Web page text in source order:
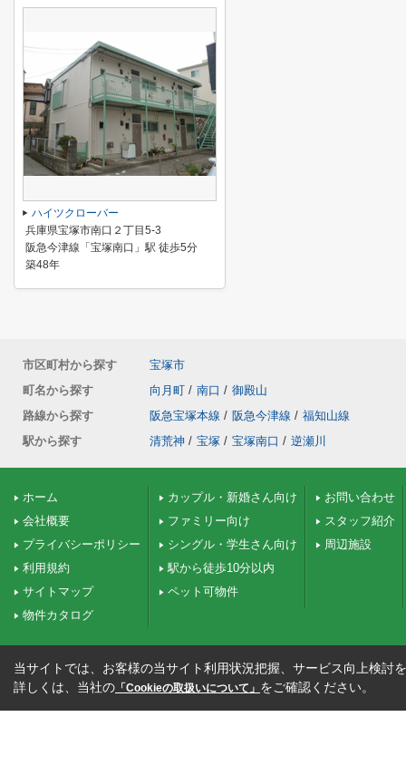
ハイツクローバー
兵庫県宝塚市南口２丁目5-3
阪急今津線「宝塚南口」駅 徒歩5分
築48年
市区町村から探す
宝塚市
町名から探す
向月町 / 南口 / 御殿山
路線から探す
阪急宝塚本線 / 阪急今津線 / 福知山線
駅から探す
清荒神 / 宝塚 / 宝塚南口 / 逆瀬川
ホーム
会社概要
プライバシーポリシー
利用規約
サイトマップ
物件カタログ
カップル・新婚さん向け
ファミリー向け
シングル・学生さん向け
駅から徒歩10分以内
ペット可物件
お問い合わせ
スタッフ紹介
周辺施設
当サイトでは、お客様の当サイト利用状況把握、サービス向上検討
詳しくは、当社の 「Cookieの取扱いについて」 をご確認ください。